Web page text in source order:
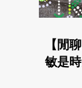
【閒
敏是